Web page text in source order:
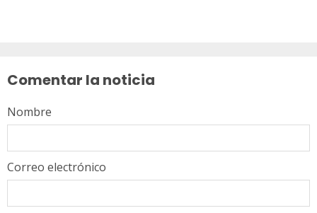
Comentar la noticia
Nombre
Correo electrónico